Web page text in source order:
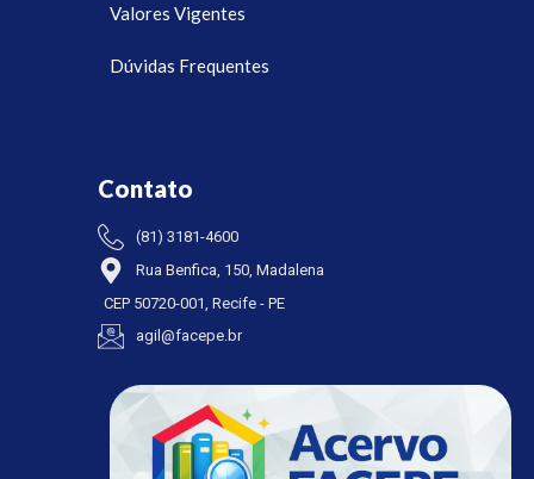
Valores Vigentes
Dúvidas Frequentes
Contato
(81) 3181-4600
Rua Benfica, 150, Madalena
CEP 50720-001, Recife - PE
agil@facepe.br